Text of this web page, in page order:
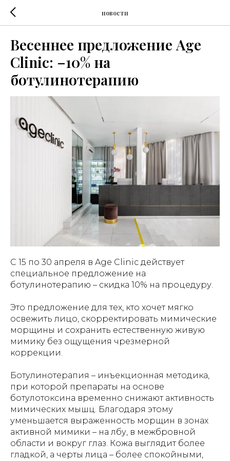
новости
Весеннее предложение Age
Clinic: –10% на
ботулинотерапию
С 15 по 30 апреля в Age Clinic действует
специальное предложение на
ботулинотерапию – скидка 10% на процедуру.
Это предложение для тех, кто хочет мягко
освежить лицо, скорректировать мимические
морщины и сохранить естественную живую
мимику без ощущения чрезмерной
коррекции.
Ботулинотерапия – инъекционная методика,
при которой препараты на основе
ботулотоксина временно снижают активность
мимических мышц. Благодаря этому
уменьшается выраженность морщин в зонах
активной мимики – на лбу, в межбровной
области и вокруг глаз. Кожа выглядит более
гладкой, а черты лица – более спокойными,